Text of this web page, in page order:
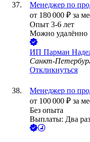
Менеджер по
от 180 000 ₽ за
Опыт 3-6 лет
Можно удалённо
ИП Парман
Санкт-
Откликнуться
Менеджер по
от 100 000 ₽ за
Без опыта
Выплаты: Два